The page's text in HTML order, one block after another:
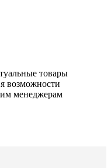
товары
возможности
менеджерам